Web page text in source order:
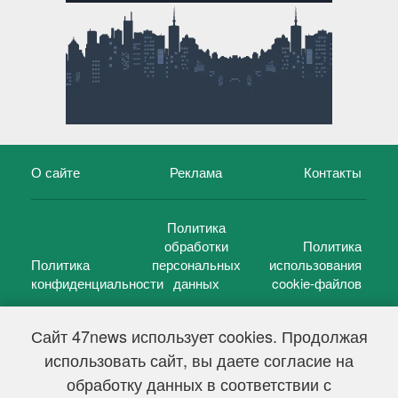
Сайт 47news использует cookies. Продолжая
использовать сайт, вы даете согласие на
обработку данных в соответствии с
О сайте Реклама Контакты
Политика
конфиденциальности
Политика
обработки
персональных
данных
Политика
использования
cookie-файлов
47 новостей (47 news)2005 — 2026 г.
Свидетельство о регистрации СМИ Эл № ФС 77-39848, выдано